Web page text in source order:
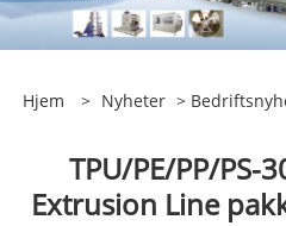
Hjem > Nyheter >
TPU/PE/PP/PS-
Extrusion Line